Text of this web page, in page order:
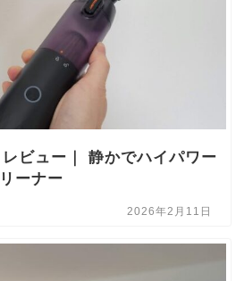
ビュー｜ 静かでハイパワー
ーナー
2026年2月11日